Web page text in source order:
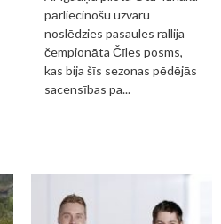
pārliecinošu uzvaru
noslēdzies pasaules rallija
čempionāta Čīles posms,
kas bija šīs sezonas pēdējās
sacensības pa...